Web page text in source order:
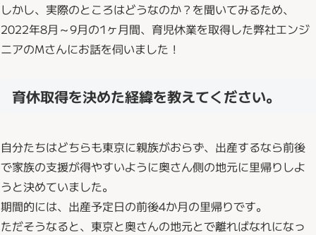
しかし、実際のところはどうなのか？を聞いてみるため、
2022年8月～9月の1ヶ月間、育児休業を取得した弊社エンジ
ニアのMさんにお話を伺いました！
育休取得を決めた経緯を教えてください。
自分たちはどちらも東京に親族がおらず、出産するなら前後
で家族の支援が得やすいように奥さん側の地元に里帰りしよ
うと決めていました。
期間的には、出産予定日の前後4か月の里帰りです。
ただそうなると、東京と奥さんの地元とで離ればなれになっ